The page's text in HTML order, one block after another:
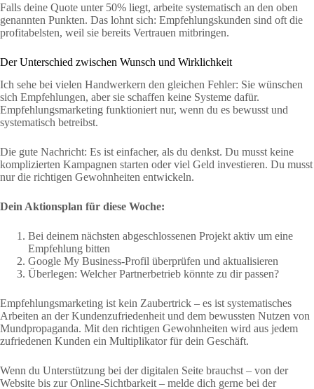
Falls deine Quote unter 50% liegt, arbeite systematisch an den oben
genannten Punkten. Das lohnt sich: Empfehlungskunden sind oft die
profitabelsten, weil sie bereits Vertrauen mitbringen.
Der Unterschied zwischen Wunsch und Wirklichkeit
Ich sehe bei vielen Handwerkern den gleichen Fehler: Sie wünschen
sich Empfehlungen, aber sie schaffen keine Systeme dafür.
Empfehlungsmarketing funktioniert nur, wenn du es bewusst und
systematisch betreibst.
Die gute Nachricht: Es ist einfacher, als du denkst. Du musst keine
komplizierten Kampagnen starten oder viel Geld investieren. Du musst
nur die richtigen Gewohnheiten entwickeln.
Dein Aktionsplan für diese Woche:
Bei deinem nächsten abgeschlossenen Projekt aktiv um eine
Empfehlung bitten
Google My Business-Profil überprüfen und aktualisieren
Überlegen: Welcher Partnerbetrieb könnte zu dir passen?
Empfehlungsmarketing ist kein Zaubertrick – es ist systematisches
Arbeiten an der Kundenzufriedenheit und dem bewussten Nutzen von
Mundpropaganda. Mit den richtigen Gewohnheiten wird aus jedem
zufriedenen Kunden ein Multiplikator für dein Geschäft.
Wenn du Unterstützung bei der digitalen Seite brauchst – von der
Website bis zur Online-Sichtbarkeit – melde dich gerne bei der